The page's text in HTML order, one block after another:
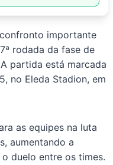
importante
rodada da fase de
partida está marcada
no Eleda Stadion, em
as equipes na luta
aumentando a
duelo entre os times.